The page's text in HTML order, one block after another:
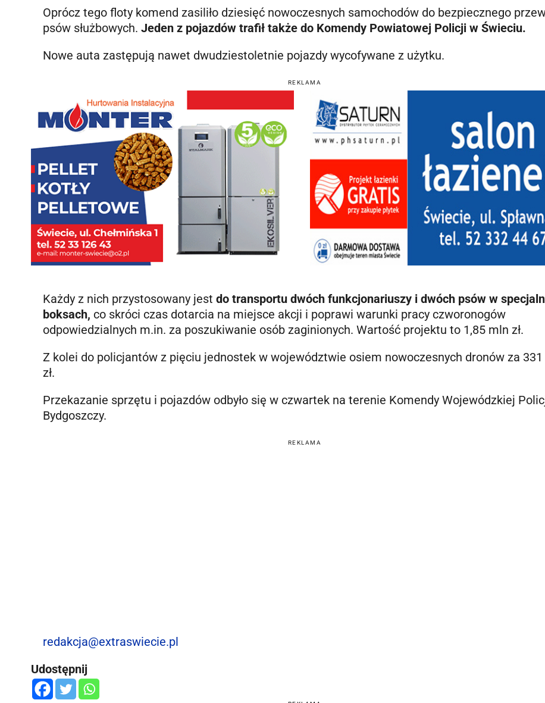
Oprócz tego floty komend zasiliło dziesięć nowoczesnych samochodów do bezpiecznego
psów służbowych. Jeden z pojazdów trafił także do Komendy Powiatowej Policji w Świeciu.
Nowe auta zastępują nawet dwudziestoletnie pojazdy wycofywane z użytku.
REKLAMA
Każdy z nich przystosowany jest do transportu dwóch funkcjonariuszy i dwóch psów w
boksach, co skróci czas dotarcia na miejsce akcji i poprawi warunki pracy czworonogów
odpowiedzialnych m.in. za poszukiwanie osób zaginionych. Wartość projektu to 1,85 mln zł.
Z kolei do policjantów z pięciu jednostek w województwie osiem nowoczesnych dronów za 331
zł.
Przekazanie sprzętu i pojazdów odbyło się w czwartek na terenie Komendy Wojewódzkiej
Bydgoszczy.
REKLAMA
redakcja@extraswiecie.pl
Udostępnij